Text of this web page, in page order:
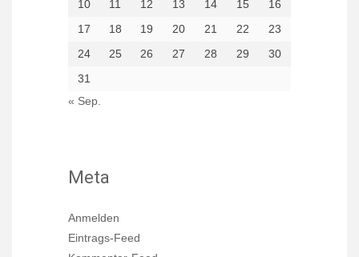
10
11 12 13 14 15
16
17
18 19 20 21 22
23
24
25 26 27 28 29
30
31
« Sep.
Meta
Anmelden
Eintrags-Feed